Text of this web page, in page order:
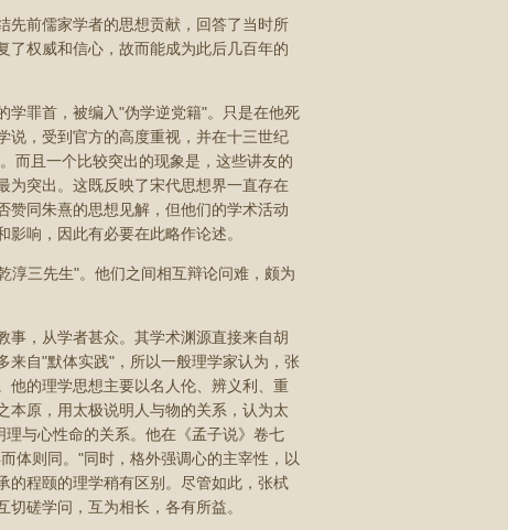
先前儒家学者的思想贡献，回答了当时所
了权威和信心，故而能成为此后几百年的
学罪首，被编入"伪学逆党籍"。只是在他死
说，受到官方的高度重视，并在十三世纪
而且一个比较突出的现象是，这些讲友的
为突出。这既反映了宋代思想界一直存在
赞同朱熹的思想见解，但他们的学术活动
响，因此有必要在此略作论述。
淳三先生"。他们之间相互辩论问难，颇为
事，从学者甚众。其学术渊源直接来自胡
来自"默体实践"，所以一般理学家认为，张
他的理学思想主要以名人伦、辨义利、重
本原，用太极说明人与物的关系，认为太
与心性命的关系。他在《孟子说》卷七
体则同。"同时，格外强调心的主宰性，以
的程颐的理学稍有区别。尽管如此，张栻
磋学问，互为相长，各有所益。